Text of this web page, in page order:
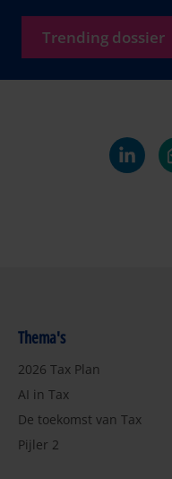
Trending dossier
Thema's
2026 Tax Plan
AI in Tax
De toekomst van Tax
Pijler 2